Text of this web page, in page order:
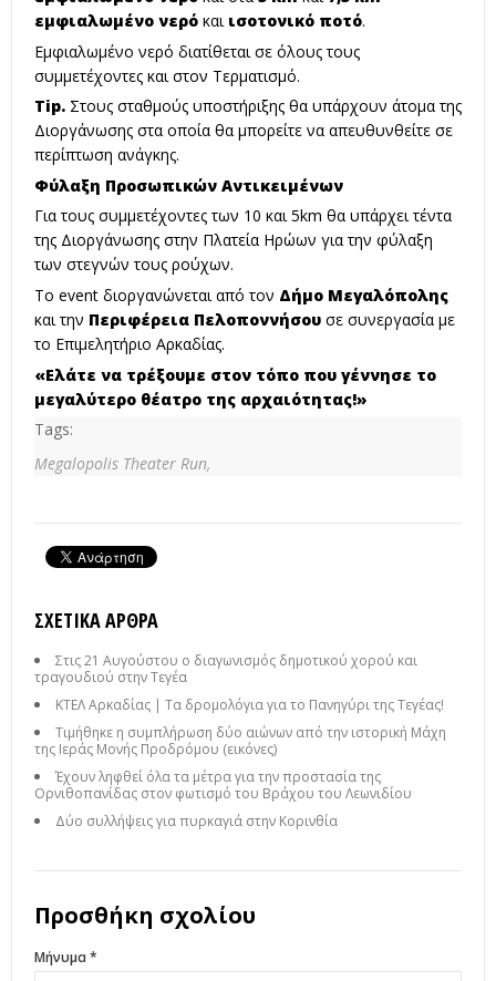
εμφιαλωμένο νερό και ισοτονικό ποτό.
Εμφιαλωμένο νερό διατίθεται σε όλους τους
συμμετέχοντες και στον Τερματισμό.
Tip. Στους σταθμούς υποστήριξης θα υπάρχουν άτομα της
Διοργάνωσης στα οποία θα μπορείτε να απευθυνθείτε σε
περίπτωση ανάγκης.
Φύλαξη Προσωπικών Αντικειμένων
Για τους συμμετέχοντες των 10 και 5km θα υπάρχει τέντα
της Διοργάνωσης στην Πλατεία Ηρώων για την φύλαξη
των στεγνών τους ρούχων.
Το event διοργανώνεται από τον Δήμο Μεγαλόπολης
και την Περιφέρεια Πελοποννήσου σε συνεργασία με
το Επιμελητήριο Αρκαδίας.
«Ελάτε να τρέξουμε στον τόπο που γέννησε το
μεγαλύτερο θέατρο της αρχαιότητας!»
Tags:
Megalopolis Theater Run,
ΣΧΕΤΙΚΆ ΆΡΘΡΑ
Στις 21 Αυγούστου ο διαγωνισμός δημοτικού χορού και
τραγουδιού στην Τεγέα
ΚΤΕΛ Αρκαδίας | Τα δρομολόγια για το Πανηγύρι της Τεγέας!
Τιμήθηκε η συμπλήρωση δύο αιώνων από την ιστορική Μάχη
της Ιεράς Μονής Προδρόμου (εικόνες)
Έχουν ληφθεί όλα τα μέτρα για την προστασία της
Ορνιθοπανίδας στον φωτισμό του Βράχου του Λεωνιδίου
Δύο συλλήψεις για πυρκαγιά στην Κορινθία
Προσθήκη σχολίου
Μήνυμα *